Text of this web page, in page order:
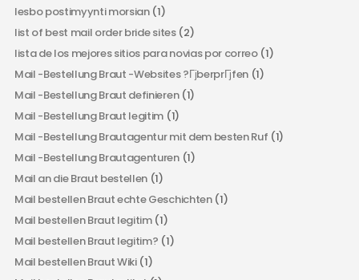
lesbo postimyynti morsian(1)
list of best mail order bride sites(2)
lista de los mejores sitios para novias por correo(1)
Mail -Bestellung Braut -Websites ?ГјberprГјfen(1)
Mail -Bestellung Braut definieren(1)
Mail -Bestellung Braut legitim (1)
Mail -Bestellung Brautagentur mit dem besten Ruf (1)
Mail -Bestellung Brautagenturen(1)
Mail an die Braut bestellen (1)
Mail bestellen Braut echte Geschichten(1)
Mail bestellen Braut legitim(1)
Mail bestellen Braut legitim? (1)
Mail bestellen Braut Wiki(1)